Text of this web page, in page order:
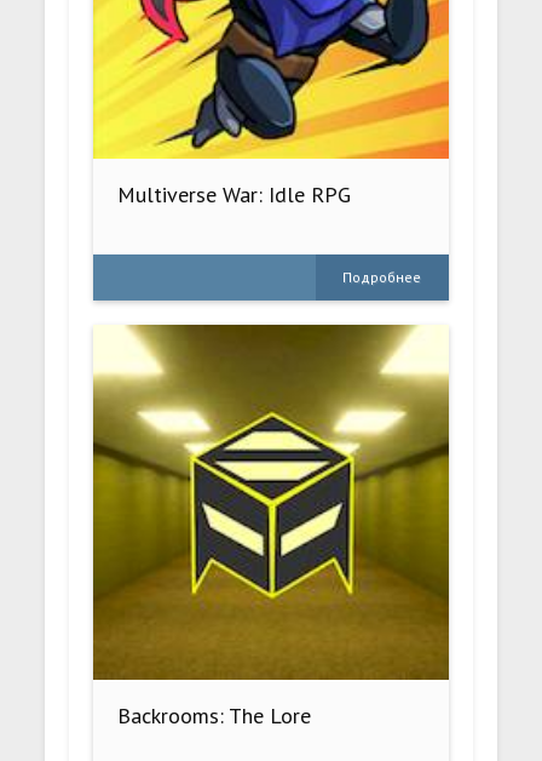
Multiverse War: Idle RPG
Подробнее
Backrooms: The Lore